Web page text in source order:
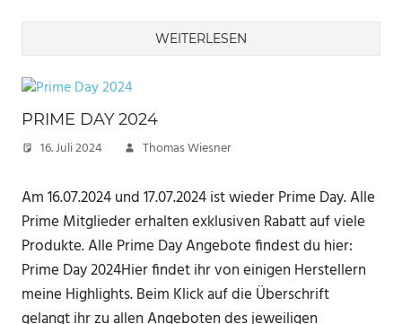
WEITERLESEN
PRIME DAY 2024
16. Juli 2024 Thomas Wiesner
Am 16.07.2024 und 17.07.2024 ist wieder Prime Day. Alle
Prime Mitglieder erhalten exklusiven Rabatt auf viele
Produkte. Alle Prime Day Angebote findest du hier:
Prime Day 2024Hier findet ihr von einigen Herstellern
meine Highlights. Beim Klick auf die Überschrift
gelangt ihr zu allen Angeboten des jeweiligen